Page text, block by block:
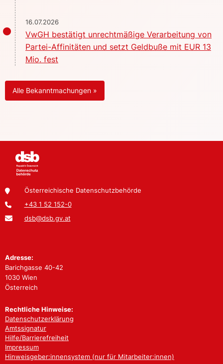
16.07.2026
VwGH bestätigt unrechtmäßige Verarbeitung von
Partei-Affinitäten und setzt Geldbuße mit EUR 13
Mio. fest
Alle Bekanntmachungen »
Österreichische Datenschutzbehörde
+43 1 52 152-0
dsb@dsb.gv.at
Adresse:
Barichgasse 40-42
1030 Wien
Österreich
Rechtliche Hinweise:
Datenschutzerklärung
Amtssignatur
Hilfe/Barrierefreiheit
Impressum
Hinweisgeber:innensystem (nur für Mitarbeiter:innen)